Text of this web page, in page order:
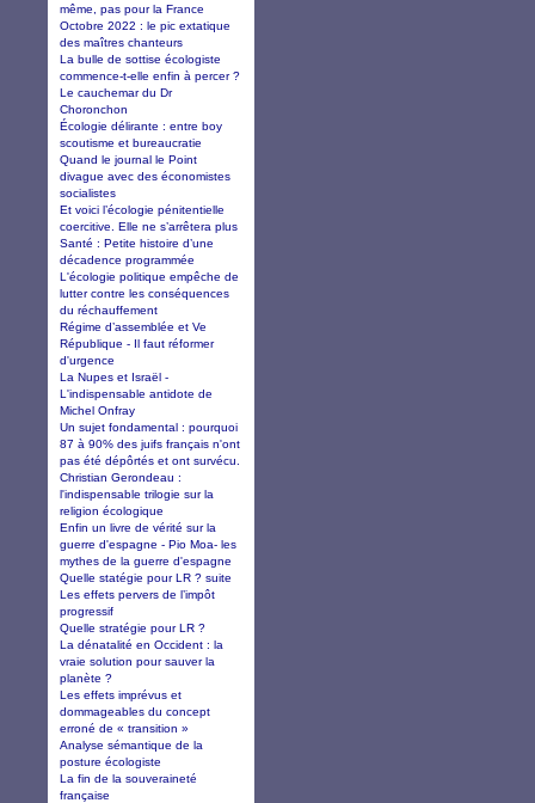
même, pas pour la France
Octobre 2022 : le pic extatique
des maîtres chanteurs
La bulle de sottise écologiste
commence-t-elle enfin à percer ?
Le cauchemar du Dr
Choronchon
Écologie délirante : entre boy
scoutisme et bureaucratie
Quand le journal le Point
divague avec des économistes
socialistes
Et voici l’écologie pénitentielle
coercitive. Elle ne s’arrêtera plus
Santé : Petite histoire d’une
décadence programmée
L'écologie politique empêche de
lutter contre les conséquences
du réchauffement
Régime d’assemblée et Ve
République - Il faut réformer
d'urgence
La Nupes et Israël -
L'indispensable antidote de
Michel Onfray
Un sujet fondamental : pourquoi
87 à 90% des juifs français n'ont
pas été dépôrtés et ont survécu.
Christian Gerondeau :
l'indispensable trilogie sur la
religion écologique
Enfin un livre de vérité sur la
guerre d'espagne - Pio Moa- les
mythes de la guerre d'espagne
Quelle statégie pour LR ? suite
Les effets pervers de l’impôt
progressif
Quelle stratégie pour LR ?
La dénatalité en Occident : la
vraie solution pour sauver la
planète ?
Les effets imprévus et
dommageables du concept
erroné de « transition »
Analyse sémantique de la
posture écologiste
La fin de la souveraineté
française